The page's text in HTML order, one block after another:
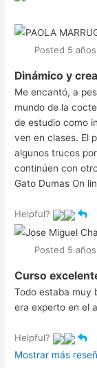
Posted 5
Dinámico y
Me encantó, a
mundo de la
de estudio como
ven en clases. El
algunos trucos
continúen con
Gato Dumas On
Helpful?
Posted 5
Curso
Todo estaba muy
era experto en el
Helpful?
Mostrar más